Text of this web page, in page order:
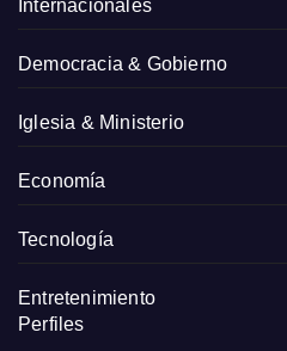
Internacionales
Democracia & Gobierno
Iglesia & Ministerio
Economía
Tecnología
Entretenimiento
Perfiles